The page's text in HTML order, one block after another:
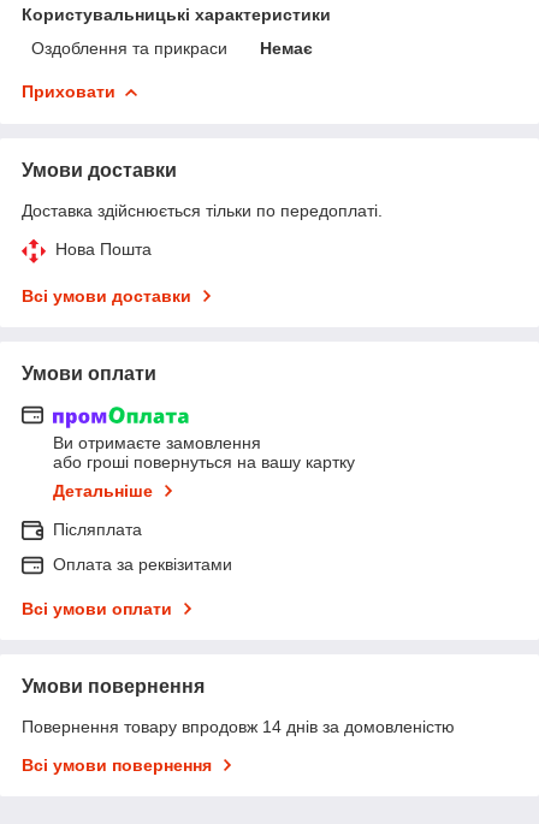
Користувальницькі характеристики
Оздоблення та прикраси
Немає
Приховати
Умови доставки
Доставка здійснюється тільки по передоплаті.
Нова Пошта
Всі умови доставки
Умови оплати
Ви отримаєте замовлення
або гроші повернуться на вашу картку
Детальніше
Післяплата
Оплата за реквізитами
Всі умови оплати
Умови повернення
Повернення товару впродовж 14 днів за домовленістю
Всі умови повернення